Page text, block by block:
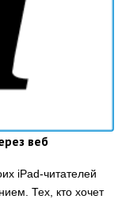
веб
iPad-читателей
Тех, кто хочет